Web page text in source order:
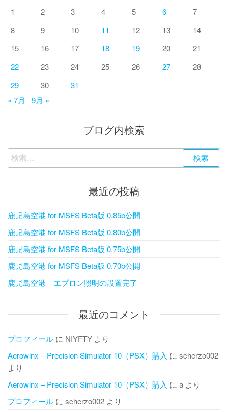
1 2 3 4 5 6
7
8
9 10 11 12 13
14
15
16 17 18 19 20
21
22
23 24 25 26 27
28
29
30
31
« 7月
9月 »
ブログ内検索
検
索:
最近の投稿
鹿児島空港 for MSFS Beta版 0.85b公開
鹿児島空港 for MSFS Beta版 0.80b公開
鹿児島空港 for MSFS Beta版 0.75b公開
鹿児島空港 for MSFS Beta版 0.70b公開
鹿児島空港 エプロン照明の設置完了
最近のコメント
プロフィール に NIYFTY より
Aerowinx – Precision Simulator 10（PSX）購入 に scherzo002
より
Aerowinx – Precision Simulator 10（PSX）購入 に a より
プロフィール に scherzo002 より